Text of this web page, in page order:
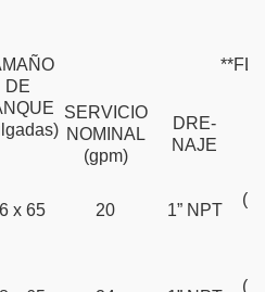
DE
SERVICIO
NOMINAL
(gpm)
DRE-
NAJE
x 65 20 1” NPT